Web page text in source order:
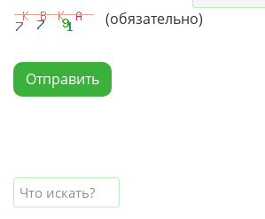
(обязательно)
Отправить